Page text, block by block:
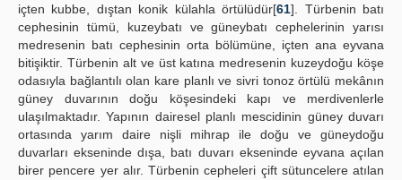
içten kubbe, dıştan konik külahla örtülüdür[61]. Türbenin batı
cephesinin tümü, kuzeybatı ve güneybatı cephelerinin yarısı
medresenin batı cephesinin orta bölümüne, içten ana eyvana
bitişiktir. Türbenin alt ve üst katına medresenin kuzeydoğu köşe
odasıyla bağlantılı olan kare planlı ve sivri tonoz örtülü mekânın
güney duvarının doğu köşesindeki kapı ve merdivenlerle
ulaşılmaktadır. Yapının dairesel planlı mescidinin güney duvarı
ortasında yarım daire nişli mihrap ile doğu ve güneydoğu
duvarları ekseninde dışa, batı duvarı ekseninde eyvana açılan
birer pencere yer alır. Türbenin cepheleri çift sütuncelere atılan